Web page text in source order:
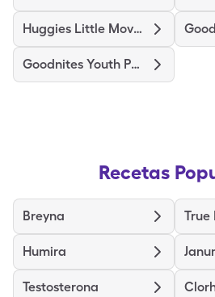
Huggies Little Movers Step 6
Goodnites Youth Pants Boys S/M
Recetas
Breyna True
Humira
Testosterona